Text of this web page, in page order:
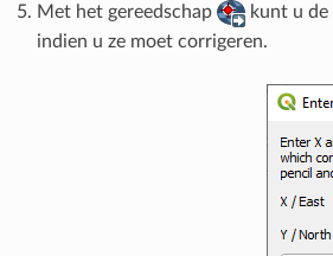
Met het gereedschap
kunt u de
indien u ze moet corrigeren.